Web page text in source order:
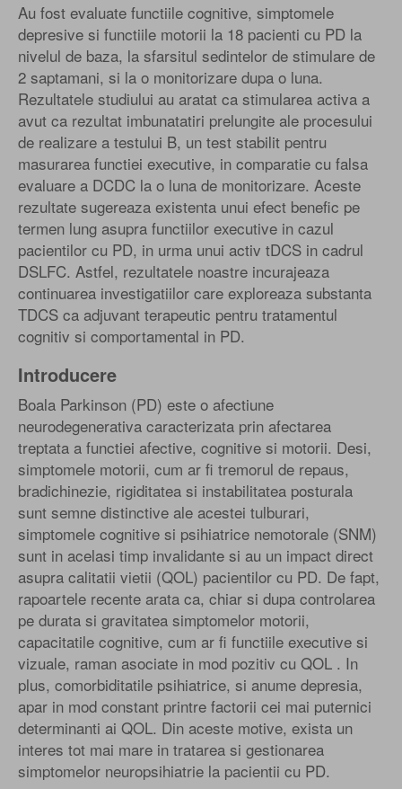
Au fost evaluate functiile cognitive, simptomele
depresive si functiile motorii la 18 pacienti cu PD la
nivelul de baza, la sfarsitul sedintelor de stimulare de
2 saptamani, si la o monitorizare dupa o luna.
Rezultatele studiului au aratat ca stimularea activa a
avut ca rezultat imbunatatiri prelungite ale procesului
de realizare a testului B, un test stabilit pentru
masurarea functiei executive, in comparatie cu falsa
evaluare a DCDC la o luna de monitorizare. Aceste
rezultate sugereaza existenta unui efect benefic pe
termen lung asupra functiilor executive in cazul
pacientilor cu PD, in urma unui activ tDCS in cadrul
DSLFC. Astfel, rezultatele noastre incurajeaza
continuarea investigatiilor care exploreaza substanta
TDCS ca adjuvant terapeutic pentru tratamentul
cognitiv si comportamental in PD.
Introducere
Boala Parkinson (PD) este o afectiune
neurodegenerativa caracterizata prin afectarea
treptata a functiei afective, cognitive si motorii. Desi,
simptomele motorii, cum ar fi tremorul de repaus,
bradichinezie, rigiditatea si instabilitatea posturala
sunt semne distinctive ale acestei tulburari,
simptomele cognitive si psihiatrice nemotorale (SNM)
sunt in acelasi timp invalidante si au un impact direct
asupra calitatii vietii (QOL) pacientilor cu PD. De fapt,
rapoartele recente arata ca, chiar si dupa controlarea
pe durata si gravitatea simptomelor motorii,
capacitatile cognitive, cum ar fi functiile executive si
vizuale, raman asociate in mod pozitiv cu QOL . In
plus, comorbiditatile psihiatrice, si anume depresia,
apar in mod constant printre factorii cei mai puternici
determinanti ai QOL. Din aceste motive, exista un
interes tot mai mare in tratarea si gestionarea
simptomelor neuropsihiatrie la pacientii cu PD.